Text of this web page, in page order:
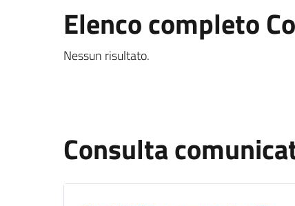
Elenco completo
Nessun risultato.
Consulta